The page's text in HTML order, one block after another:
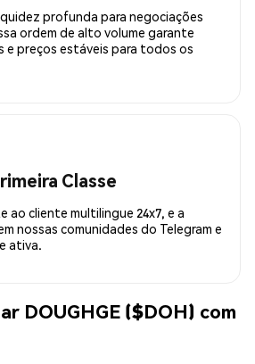
profunda para negociações
ordem de alto volume garante
e preços estáveis para todos os
Classe
ao cliente multilingue 24x7, e a
nossas comunidades do Telegram e
ativa.
DOUGHGE ($DOH) com